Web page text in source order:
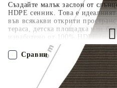
Създайте малък заслон от
HDPE сенник. Това е
във всякакви открити
тераса, детска площадка или
изработено от 100% HDPE
ви предпазва от пряка
въздух и е водопропускливо.
обработен, за да е устойчив на
сглобява лесно, благодарение
неръждаема стомана на всеки
ПОРЪЧАЙ БЕЗ
Сравни